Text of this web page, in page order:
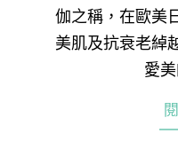
伽之稱，在歐美
美肌及抗衰老綽
愛